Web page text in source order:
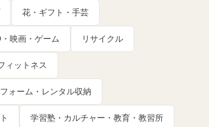
花・ギフト・手芸
映画・ゲーム リサイクル
ィットネス
ォーム・レンタル収納
学習塾・カルチャー・教育・教習所